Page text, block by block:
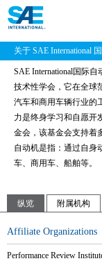
关于 SAE International
SAE International国际自
技术性学会，它在全球
汽车和商用车辆行业的
力是终身学习和自愿开
金会，该基金会支持着
自动机是指：通过自身
车、商用车、船舶等。
纵览 附属机构
Affiliate Organizations
Performance Review